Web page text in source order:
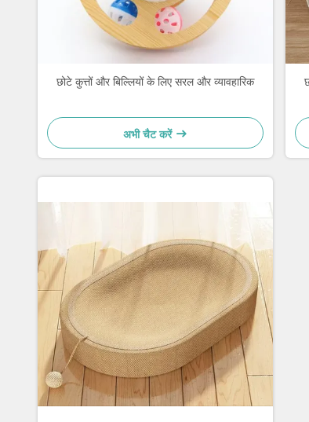
छोटे कुत्तों और बिल्लियों के लिए सरल और व्यावहारिक
अभी चैट करें